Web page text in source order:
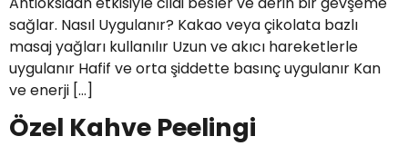
sağlar. Nasıl Uygulanır? Kakao veya çikolata bazlı
masaj yağları kullanılır Uzun ve akıcı hareketlerle
uygulanır Hafif ve orta şiddette basınç uygulanır Kan
ve enerji […]
Özel Kahve Peelingi